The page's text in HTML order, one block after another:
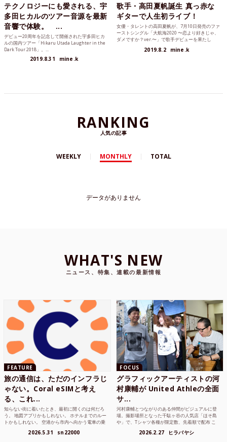
テクノロジーにも愛される、宇
多田ヒカルのツアー音源を最新
音響で体験。 ...
デビュー20周年を記念して開催された宇多田ヒカ
ルの国内ツアー「Hikaru Utada Laughter in the
Dark Tour 2018」。...
2019.8.31 mine.k
歌手・高田夏帆誕生 真っ赤な
ギターで人生初ライブ！
女優・タレントの高田夏帆が、7月10日発売のファ
ーストシングル「大航海2020 〜恋より好きじゃ、
ダメですか？ver.〜」で歌手デビューを果たし
2019.8.2 mine.k
RANKING
人気の記事
WEEKLY MONTHLY TOTAL
データがありません
WHAT'S NEW
ニュース、特集、連載の最新情報
FEATURE
旅の通信は、ただのインフラじ
ゃない。Coral eSIMと考え
る、これ...
知らない街に着いたとき、最初に開くのは何だろ
う。 地図アプリかもしれない。 ホテルまでのルー
トかもしれない。 空港から市内へ向かう電車の乗
2026.5.31 sn22000
FOCUS
グラフィックアーティストの河
村康輔が United Athleの全面
サ...
河村康輔とつながりのある仲間がビジュアルに登
場。撮影場所となった千駄ヶ谷の人気店「ほそ島
や」で、Tシャツ各種が限定数、先着順で配布 こ
2026.2.27 ヒラバヤシ